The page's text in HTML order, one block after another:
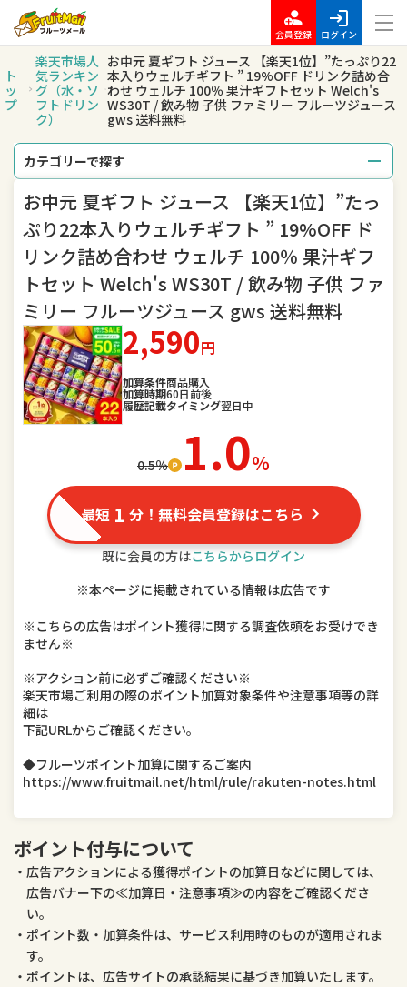
会員登録 ログイン
ト
ッ
プ
楽天市場人
気ランキン
グ（水・ソ
フトドリン
ク）
お中元 夏ギフト ジュース 【楽天1位】”たっぷり22
本入りウェルチギフト ” 19%OFF ドリンク詰め合
わせ ウェルチ 100％ 果汁ギフトセット Welch's
WS30T / 飲み物 子供 ファミリー フルーツジュース
gws 送料無料
カテゴリーで探す
総合 レディースファッション
メンズファッション インナー・下着・ナイトウェア
バッグ・小物・ブランド雑貨 靴
腕時計 ジュエリー・アクセサリー
キッズ・ベビー・マタニティ
スポーツ・アウトドア 家電
パソコン・周辺機器
スマートフォン・タブレット
スイーツ・お菓子
インテリア・寝具・収納 日用品雑貨・文房具・手芸
テレビゲーム ホビー
美容・コスメ・香水 ダイエット・健康
お中元 夏ギフト ジュース 【楽天1位】”たっ
ぷり22本入りウェルチギフト ” 19%OFF ド
リンク詰め合わせ ウェルチ 100％ 果汁ギフ
トセット Welch's WS30T / 飲み物 子供 ファ
ミリー フルーツジュース gws 送料無料
2,590円
加算条件商品購入
加算時期60日前後
履歴記載タイミング翌日中
0.5％ 1.0％
最短 1 分！無料会員登録はこちら
既に会員の方はこちらからログイン
※本ページに掲載されている情報は広告です
※こちらの広告はポイント獲得に関する調査依頼をお受けでき
ません※
※アクション前に必ずご確認ください※
楽天市場ご利用の際のポイント加算対象条件や注意事項等の詳
細は
下記URLからご確認ください。
◆フルーツポイント加算に関するご案内
https://www.fruitmail.net/html/rule/rakuten-notes.html
ポイント付与について
広告アクションによる獲得ポイントの加算日などに関しては、
広告バナー下の≪加算日・注意事項≫の内容をご確認くださ
い。
ポイント数・加算条件は、サービス利用時のものが適用されま
す。
ポイントは、広告サイトの承認結果に基づき加算いたします。